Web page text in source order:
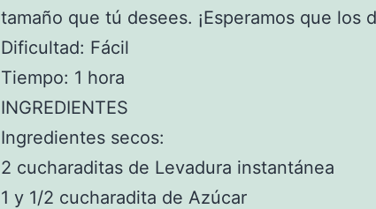
tamaño que tú desees. ¡Esperamos que los
Dificultad: Fácil
Tiempo: 1 hora
INGREDIENTES
Ingredientes secos:
2 cucharaditas de Levadura instantánea
1 y 1/2 cucharadita de Azúcar